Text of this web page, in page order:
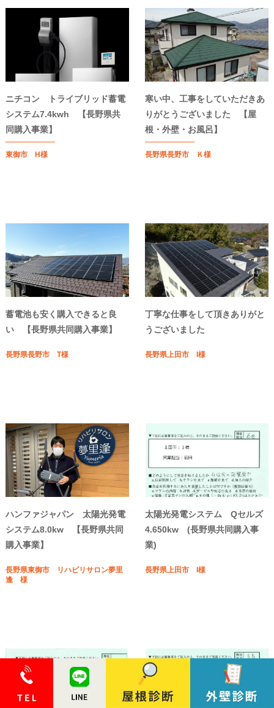
ニチコン トライブリッド蓄電
システム7.4kwh 【長野県共
同購入事業】
東御市 H様
寒い中、工事をしていただきあ
りがとうございました 【屋
根・外壁・お風呂】
長野県長野市 Ｋ様
蓄電池も安く購入できると良
い 【長野県共同購入事業】
長野県長野市 T様
丁寧な仕事をして頂きありがと
うございました
長野県上田市 I様
ハンファジャパン 太陽光発電
システム8.0kw 【長野県共同
購入事業】
長野県東御市 リハビリサロン夢里
逢 様
太陽光発電システム Qセルズ
4.650kw (長野県共同購入事
業)
長野県上田市 I様